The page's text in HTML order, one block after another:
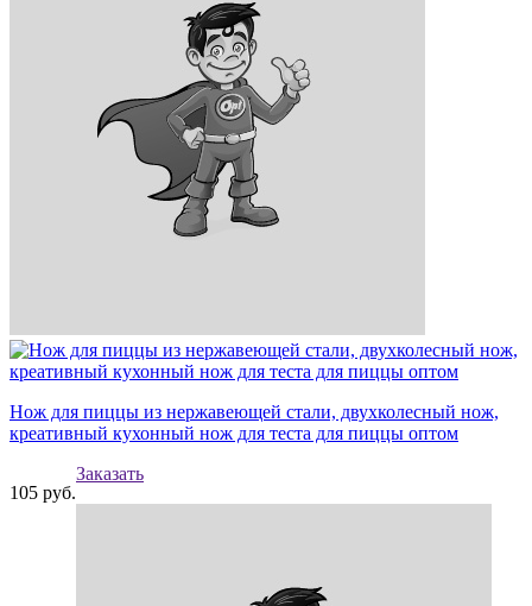
Нож для пиццы из нержавеющей стали, двухколесный нож,
креативный кухонный нож для теста для пиццы оптом
105 руб.
Заказать